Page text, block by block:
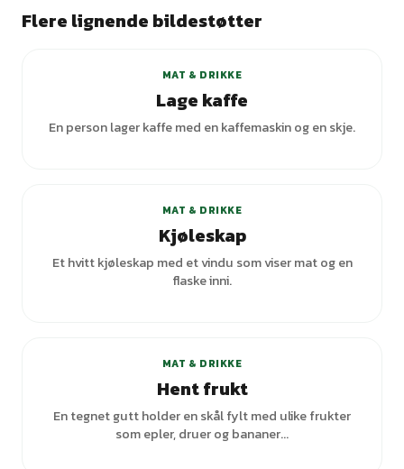
Flere lignende bildestøtter
MAT & DRIKKE
Lage kaffe
En person lager kaffe med en kaffemaskin og en skje.
MAT & DRIKKE
Kjøleskap
Et hvitt kjøleskap med et vindu som viser mat og en
flaske inni.
MAT & DRIKKE
Hent frukt
En tegnet gutt holder en skål fylt med ulike frukter
som epler, druer og bananer...